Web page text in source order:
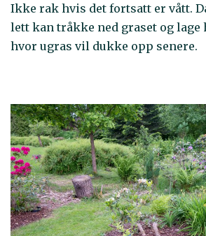
Ikke rak hvis det fortsatt er vått.
lett kan tråkke ned graset og
hvor ugras vil dukke opp senere.